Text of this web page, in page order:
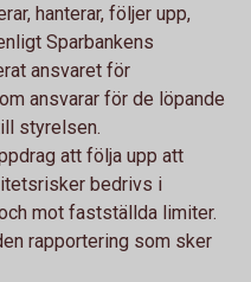
hanterar, följer upp,
Sparbankens
ansvaret för
ansvarar för de löpande
styrelsen.
att följa upp att
bedrivs i
mot fastställda limiter.
rapportering som sker